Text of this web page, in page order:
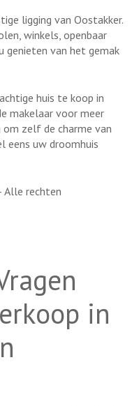
ligging van Oostakker.
winkels, openbaar
genieten van het gemak
huis te koop in
makelaar voor meer
zelf de charme van
eens uw droomhuis
Alle rechten
in